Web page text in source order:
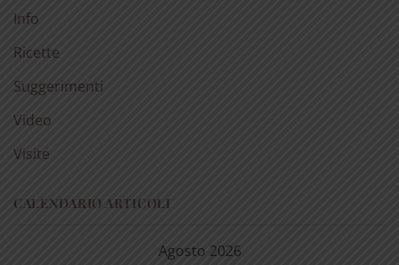
Info
Ricette
Suggerimenti
Video
Visite
CALENDARIO ARTICOLI
Agosto 2026